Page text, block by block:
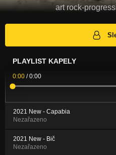
art rock-
PLAYLIST KAPELY
0:00 /0:00
2021 New - Capabia
Nezařazeno
2021 New - Bič
Nezařazeno